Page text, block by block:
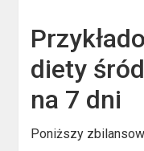
diety
na 7 dni
Poniższy